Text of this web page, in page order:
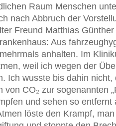
Raum Menschen
nach Abbruch der
Freund Matthias
Aus
anhalten. Im
weil ich wegen der
Ich wusste bis dahin
von CO₂ zur sogenannten
und sehen so entfernt
löste den Krampf,